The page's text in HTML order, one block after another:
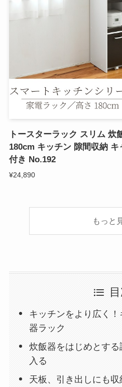
トースターラック スリム 炊
180cm キッチン 隙間収納
付き No.192
¥24,890
もっと
キッチンをより広く
器ラック
炊飯器をはじめとする
入る
天板、引き出しにも収